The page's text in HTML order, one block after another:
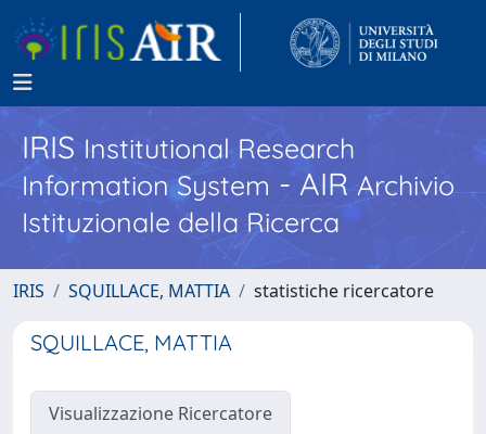
IRISInstitutional Research
Information System - AIR Archivio
Istituzionale della Ricerca
IRIS SQUILLACE, MATTIA statistiche ricercatore
SQUILLACE, MATTIA
Visualizzazione Ricercatore